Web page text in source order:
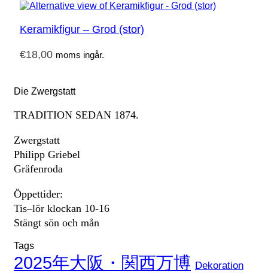
Keramikfigur – Grod (stor)
€18,00 moms ingår.
Die Zwergstatt
TRADITION SEDAN 1874.
Zwergstatt
Philipp Griebel
Gräfenroda
Öppettider:
Tis–lör klockan 10-16
Stängt sön och mån
Tags
2025年大阪・関西万博 Dekoration